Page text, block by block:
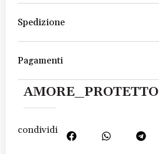
Spedizione
Pagamenti
AMORE_PROTETTO
condividi: